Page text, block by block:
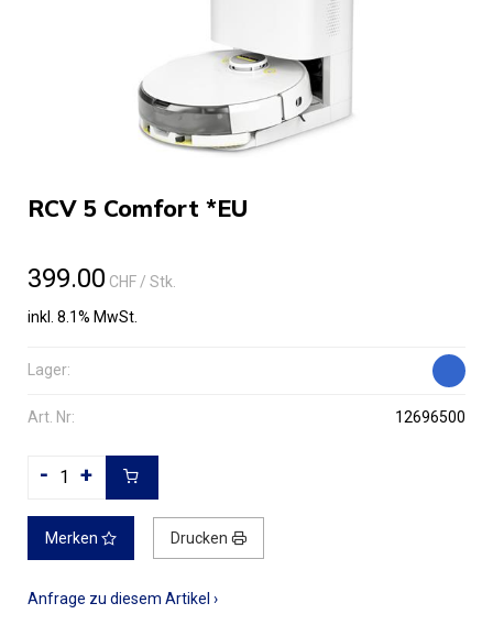
RCV 5 Comfort *EU
399.00 CHF/ Stk.
inkl. 8.1% MwSt.
Lager:
Art. Nr: 12696500
- +
Merken Drucken
Anfrage zu diesem Artikel ›